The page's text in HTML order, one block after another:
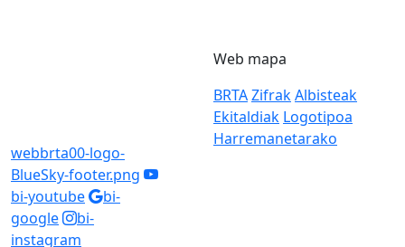
webbrta00-logo-
BlueSky-footer.png
bi-youtube
bi-
google
bi-
instagram
Web mapa
BRTAZifrakAlbisteak
Ekitaldiak Logotipoa
Harremanetarako